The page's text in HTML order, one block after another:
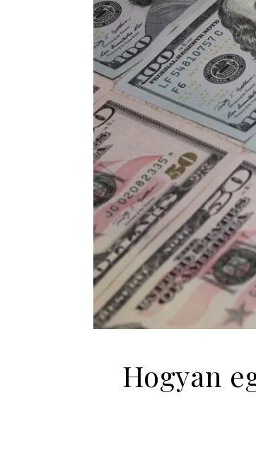
Hogyan